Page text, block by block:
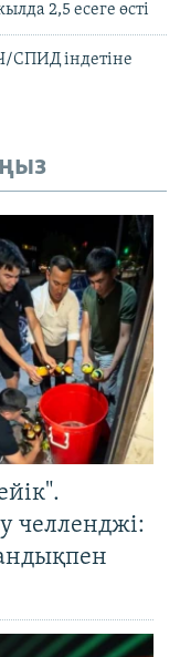
2,5 есеге өсті
СПИД індетіне
челленджі: